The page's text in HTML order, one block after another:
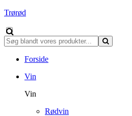
Trørød
Forside
Vin
Vin
Rødvin